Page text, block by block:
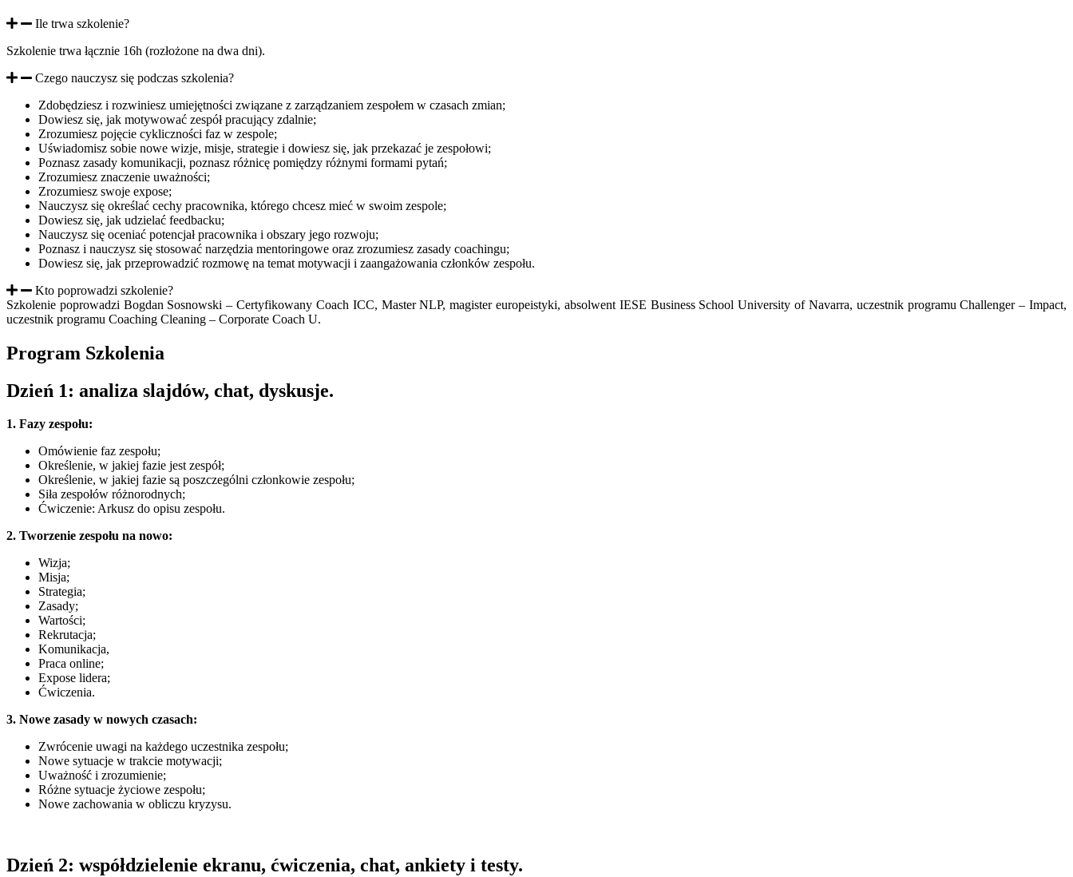
Ile trwa szkolenie?
Szkolenie trwa łącznie 16h (rozłożone na dwa dni).
Czego nauczysz się podczas szkolenia?
Zdobędziesz i rozwiniesz umiejętności związane z zarządzaniem zespołem w czasach zmian;
Dowiesz się, jak motywować zespół pracujący zdalnie;
Zrozumiesz pojęcie cykliczności faz w zespole;
Uświadomisz sobie nowe wizje, misje, strategie i dowiesz się, jak przekazać je zespołowi;
Poznasz zasady komunikacji, poznasz różnicę pomiędzy różnymi formami pytań;
Zrozumiesz znaczenie uważności;
Zrozumiesz swoje expose;
Nauczysz się określać cechy pracownika, którego chcesz mieć w swoim zespole;
Dowiesz się, jak udzielać feedbacku;
Nauczysz się oceniać potencjał pracownika i obszary jego rozwoju;
Poznasz i nauczysz się stosować narzędzia mentoringowe oraz zrozumiesz zasady coachingu;
Dowiesz się, jak przeprowadzić rozmowę na temat motywacji i zaangażowania członków zespołu.
Kto poprowadzi szkolenie?
Szkolenie poprowadzi Bogdan Sosnowski – Certyfikowany Coach ICC, Master NLP, magister europeistyki, absolwent IESE Business School University of Navarra, uczestnik programu Challenger – Impact,
uczestnik programu Coaching Cleaning – Corporate Coach U.
Program Szkolenia
Dzień 1: analiza slajdów, chat, dyskusje.
1. Fazy zespołu:
Omówienie faz zespołu;
Określenie, w jakiej fazie jest zespół;
Określenie, w jakiej fazie są poszczególni członkowie zespołu;
Siła zespołów różnorodnych;
Ćwiczenie: Arkusz do opisu zespołu.
2. Tworzenie zespołu na nowo:
Wizja;
Misja;
Strategia;
Zasady;
Wartości;
Rekrutacja;
Komunikacja,
Praca online;
Expose lidera;
Ćwiczenia.
3. Nowe zasady w nowych czasach:
Zwrócenie uwagi na każdego uczestnika zespołu;
Nowe sytuacje w trakcie motywacji;
Uważność i zrozumienie;
Różne sytuacje życiowe zespołu;
Nowe zachowania w obliczu kryzysu.
Dzień 2: współdzielenie ekranu, ćwiczenia, chat, ankiety i testy.